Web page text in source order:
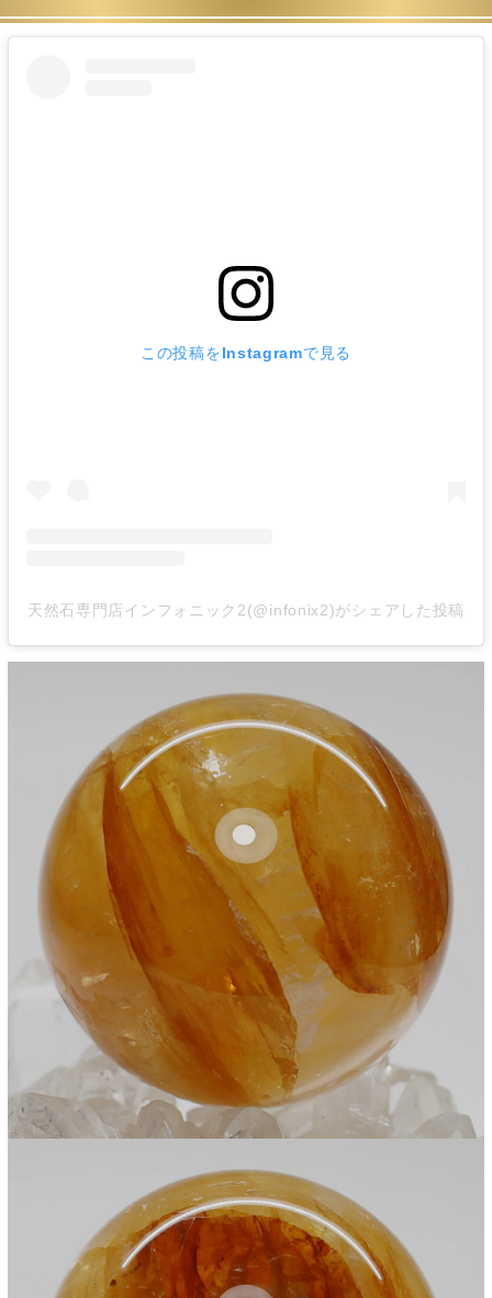
この投稿をInstagramで見る
天然石専門店インフォニック2(@infonix2)がシェアした投稿